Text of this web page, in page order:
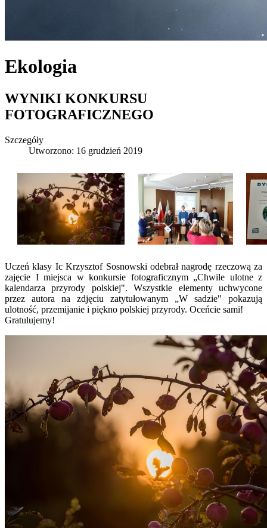
Ekologia
WYNIKI KONKURSU
FOTOGRAFICZNEGO
Szczegóły
Utworzono: 16 grudzień 2019
Uczeń klasy Ic Krzysztof Sosnowski odebrał nagrodę rzeczową za
zajęcie I miejsca w konkursie fotograficznym „Chwile ulotne z
kalendarza przyrody polskiej". Wszystkie elementy uchwycone
przez autora na zdjęciu zatytułowanym „W sadzie" pokazują
ulotność, przemijanie i piękno polskiej przyrody. Oceńcie sami!
Gratulujemy!